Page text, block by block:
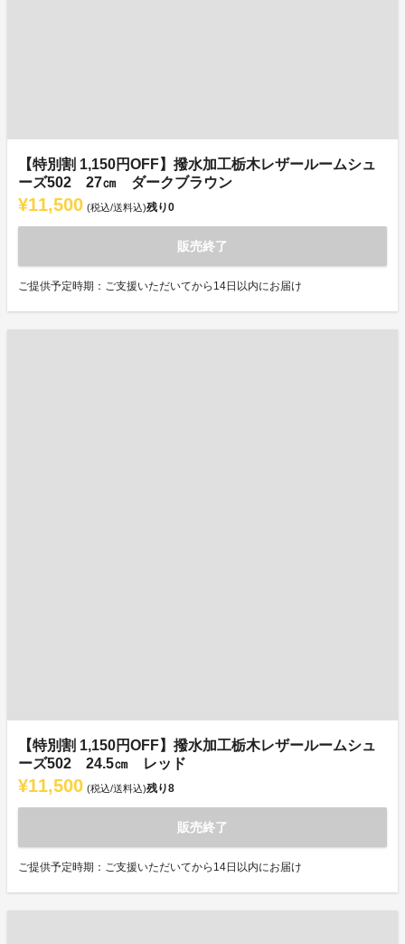
【特別割 1,150円OFF】撥水加工栃木レザールームシュ
ーズ502 27㎝ ダークブラウン
¥11,500 (税込/送料込)残り0
販売終了
ご提供予定時期：ご支援いただいてから14日以内にお届け
【特別割 1,150円OFF】撥水加工栃木レザールームシュ
ーズ502 24.5㎝ レッド
¥11,500 (税込/送料込)残り8
販売終了
ご提供予定時期：ご支援いただいてから14日以内にお届け